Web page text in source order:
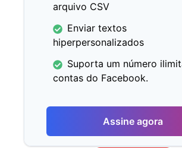
arquivo CSV
Enviar textos
hiperpersonalizados
Suporta um número
contas do Facebook.
Assine agora